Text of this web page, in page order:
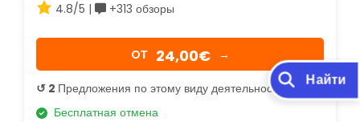
4.8/5 |
+313 обзоры
OТ 24,00€ →
↺ 2 Предложения по этому виду деятельности
Бесплатная отмена
Найти